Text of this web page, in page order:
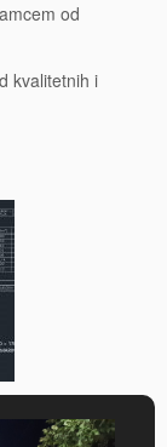
od
kvalitetnih i